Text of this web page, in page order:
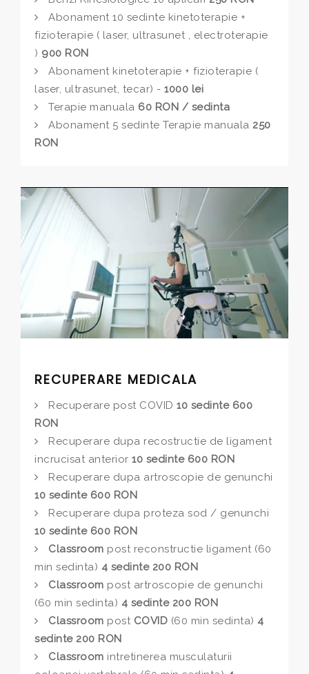
Abonament 10 sedinte kinetoterapie +
fizioterapie ( laser, ultrasunet , electroterapie
) 900 RON
Abonament kinetoterapie + fizioterapie (
laser, ultrasunet, tecar) - 1000 lei
Terapie manuala 60 RON / sedinta
Abonament 5 sedinte Terapie manuala 250
RON
RECUPERARE MEDICALA
Recuperare post COVID 10 sedinte 600
RON
Recuperare dupa recostructie de ligament
incrucisat anterior 10 sedinte 600 RON
Recuperare dupa artroscopie de genunchi
10 sedinte 600 RON
Recuperare dupa proteza sod / genunchi
10 sedinte 600 RON
Classroom post reconstructie ligament (60
min sedinta) 4 sedinte 200 RON
Classroom post artroscopie de genunchi
(60 min sedinta) 4 sedinte 200 RON
Classroom post COVID (60 min sedinta) 4
sedinte 200 RON
Classroom intretinerea musculaturii